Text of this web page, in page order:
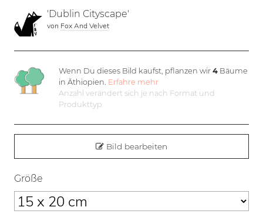
'Dublin Cityscape'
von Fox And Velvet
Wenn Du dieses Bild kaufst, pflanzen wir4 Bäume
in Äthiopien. Erfahre mehr
Anzahl verändert sich je nach Format und
Produkttyp
Bild bearbeiten
Größe